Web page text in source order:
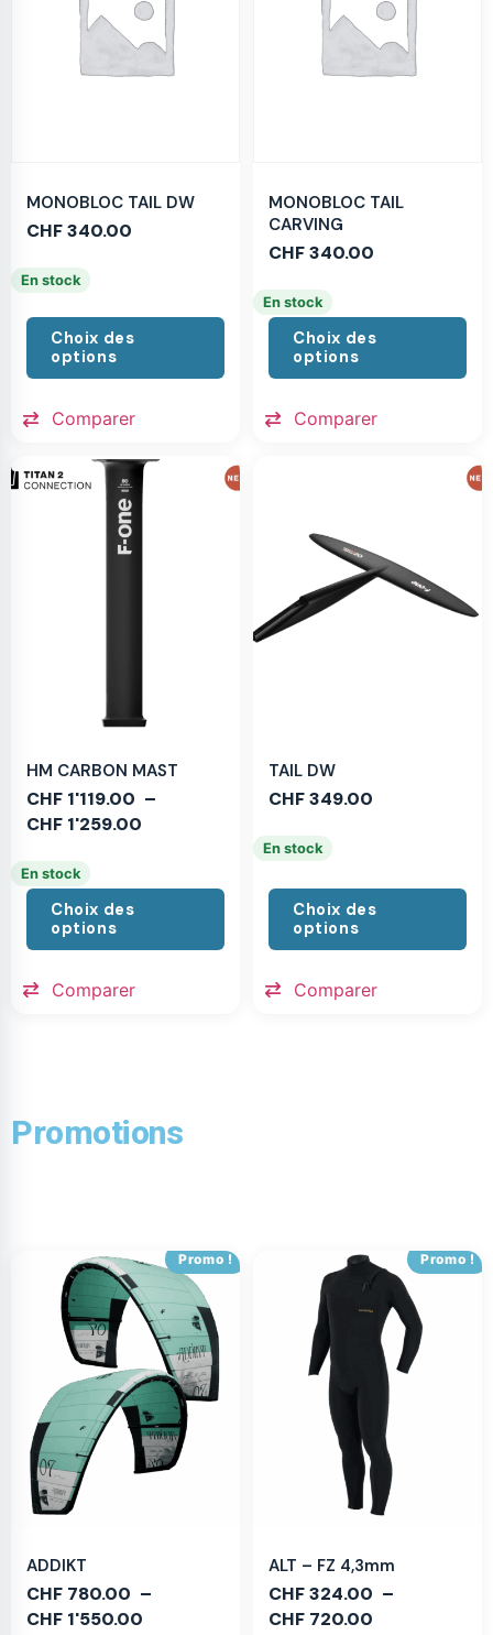
MONOBLOC TAIL DW
CHF340.00
En stock
Choix des
options
Comparer
MONOBLOC TAIL
CARVING
CHF340.00
En stock
Choix des
options
Comparer
HM CARBON MAST
CHF 1'119.00 –
CHF 1'259.00
En stock
Choix des
options
Comparer
TAIL DW
CHF349.00
En stock
Choix des
options
Comparer
Promotions
Promo !
ADDIKT
CHF 780.00 –
CHF 1'550.00
Promo !
ALT – FZ 4,3mm
CHF324.00 –
CHF 720.00